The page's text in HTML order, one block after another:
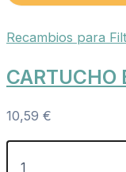
Recambios para
CARTUCHO
10,59 €